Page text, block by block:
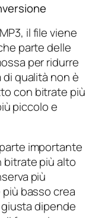
il file viene
parte delle
per ridurre
di qualità non è
con bitrate più
piccolo e
importante
bitrate più alto
più
basso crea
dipende